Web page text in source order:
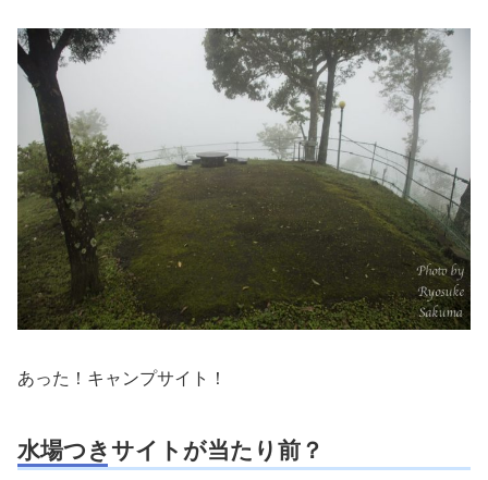
あった！キャンプサイト！
水場つきサイトが当たり前？